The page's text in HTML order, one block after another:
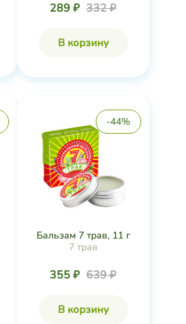
289 ₽ 332 ₽
В корзину
-44%
Бальзам 7 трав, 11 г
7 трав
355 ₽ 639 ₽
В корзину